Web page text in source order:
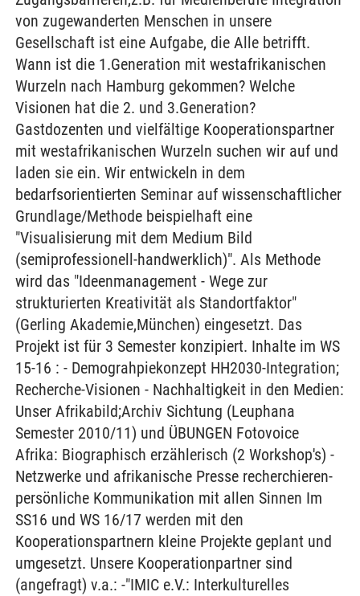
von zugewanderten Menschen in unsere
Gesellschaft ist eine Aufgabe, die Alle betrifft.
Wann ist die 1.Generation mit westafrikanischen
Wurzeln nach Hamburg gekommen? Welche
Visionen hat die 2. und 3.Generation?
Gastdozenten und vielfältige Kooperationspartner
mit westafrikanischen Wurzeln suchen wir auf und
laden sie ein. Wir entwickeln in dem
bedarfsorientierten Seminar auf wissenschaftlicher
Grundlage/Methode beispielhaft eine
"Visualisierung mit dem Medium Bild
(semiprofessionell-handwerklich)". Als Methode
wird das "Ideenmanagement - Wege zur
strukturierten Kreativität als Standortfaktor"
(Gerling Akademie,München) eingesetzt. Das
Projekt ist für 3 Semester konzipiert. Inhalte im WS
15-16 : - Demograhpiekonzept HH2030-Integration;
Recherche-Visionen - Nachhaltigkeit in den Medien:
Unser Afrikabild;Archiv Sichtung (Leuphana
Semester 2010/11) und ÜBUNGEN Fotovoice
Afrika: Biographisch erzählerisch (2 Workshop's) -
Netzwerke und afrikanische Presse recherchieren-
persönliche Kommunikation mit allen Sinnen Im
SS16 und WS 16/17 werden mit den
Kooperationspartnern kleine Projekte geplant und
umgesetzt. Unsere Kooperationpartner sind
(angefragt) v.a.: -"IMIC e.V.: Interkulturelles